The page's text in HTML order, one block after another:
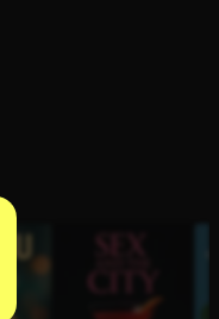
sur le code. C'est gratuit à